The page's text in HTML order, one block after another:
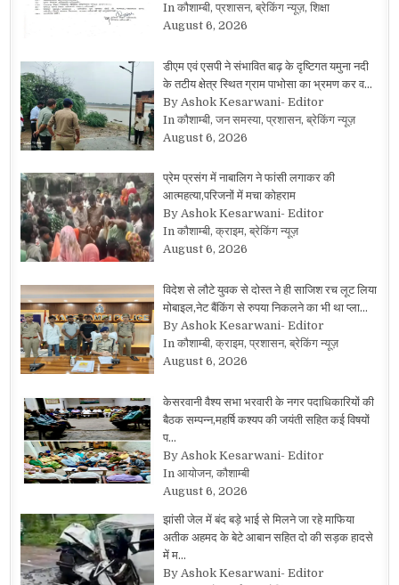
In कौशाम्बी, प्रशासन, ब्रेकिंग न्यूज़, शिक्षा
August 6, 2026
डीएम एवं एसपी ने संभावित बाढ़ के दृष्टिगत यमुना नदी
के तटीय क्षेत्र स्थित ग्राम पाभोसा का भ्रमण कर व…
By Ashok Kesarwani- Editor
In कौशाम्बी, जन समस्या, प्रशासन, ब्रेकिंग न्यूज़
August 6, 2026
प्रेम प्रसंग में नाबालिग ने फांसी लगाकर की
आत्महत्या,परिजनों में मचा कोहराम
By Ashok Kesarwani- Editor
In कौशाम्बी, क्राइम, ब्रेकिंग न्यूज़
August 6, 2026
विदेश से लौटे युवक से दोस्त ने ही साजिश रच लूट लिया
मोबाइल,नेट बैंकिंग से रुपया निकलने का भी था प्ला…
By Ashok Kesarwani- Editor
In कौशाम्बी, क्राइम, प्रशासन, ब्रेकिंग न्यूज़
August 6, 2026
केसरवानी वैश्य सभा भरवारी के नगर पदाधिकारियों की
बैठक सम्पन्न,महर्षि कश्यप की जयंती सहित कई विषयों
प…
By Ashok Kesarwani- Editor
In आयोजन, कौशाम्बी
August 6, 2026
झांसी जेल में बंद बड़े भाई से मिलने जा रहे माफिया
अतीक अहमद के बेटे आबान सहित दो की सड़क हादसे
में म…
By Ashok Kesarwani- Editor